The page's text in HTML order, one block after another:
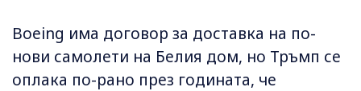
Boeing има договор за доставка на по-
нови самолети на Белия дом, но Тръмп се
оплака по-рано през годината, че